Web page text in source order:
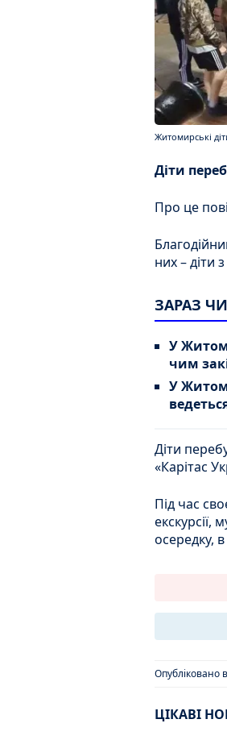
Житомирські
Діти
Про це
них – діти
ЗАРАЗ
У
чим
У
Діти
«Карітас
Під час
екскурсії,
осередку,
Опубліковано в
ЦІКАВІ